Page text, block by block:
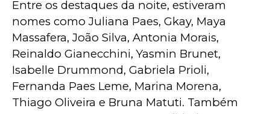
Entre os destaques da noite, estiveram
nomes como Juliana Paes, Gkay, Maya
Massafera, João Silva, Antonia Morais,
Reinaldo Gianecchini, Yasmin Brunet,
Isabelle Drummond, Gabriela Prioli,
Fernanda Paes Leme, Marina Morena,
Thiago Oliveira e Bruna Matuti. Também